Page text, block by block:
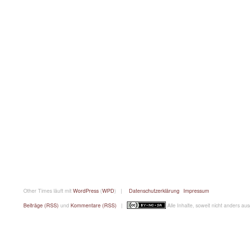
Other Times läuft mit WordPress (WPD) | Datenschutzerklärung Impressum
Beiträge (RSS) und Kommentare (RSS) | Alle Inhalte, soweit nicht anders